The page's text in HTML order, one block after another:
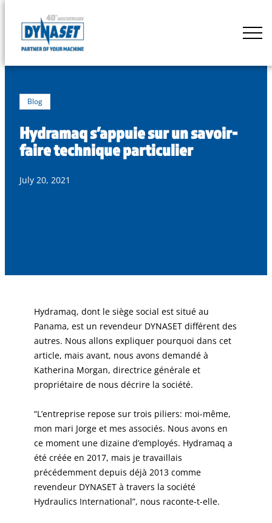
content
DYNASET
Blog
Hydramaq s’appuie sur un savoir-
faire technique particulier
July 20, 2021
Hydramaq, dont le siège social est situé au
Panama, est un revendeur DYNASET différent des
autres. Nous allons expliquer pourquoi dans cet
article, mais avant, nous avons demandé à
Katherina Morgan, directrice générale et
propriétaire de nous décrire la société.
“L’entreprise repose sur trois piliers: moi-même,
mon mari Jorge et mes associés. Nous avons en
ce moment une dizaine d’employés. Hydramaq a
été créée en 2017, mais je travaillais
précédemment depuis déjà 2013 comme
revendeur DYNASET à travers la société
Hydraulics International”, nous raconte-t-elle.